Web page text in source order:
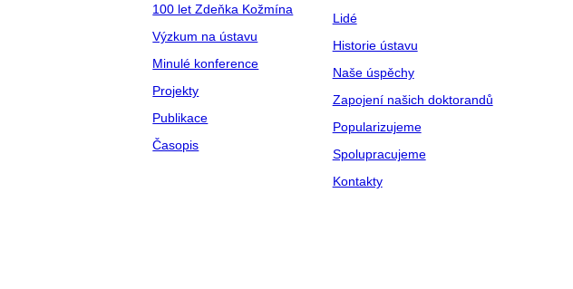
100 let Zdeňka Kožmína
Výzkum na ústavu
Minulé konference
Projekty
Publikace
Časopis
Lidé
Historie ústavu
Naše úspěchy
Zapojení našich doktorandů
Popularizujeme
Spolupracujeme
Kontakty